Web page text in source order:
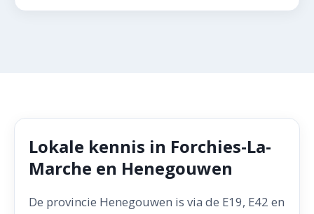
Lokale kennis in Forchies-La-
Marche en Henegouwen
De provincie Henegouwen is via de E19, E42 en